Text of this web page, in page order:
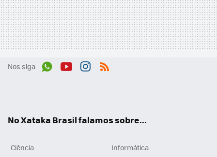
Nos siga
No Xataka Brasil falamos sobre...
Ciência
Informática